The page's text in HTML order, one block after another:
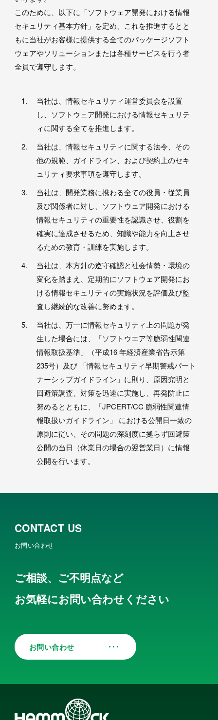
このために、以下に「ソフトウェア開発における情報
セキュリティ基本方針」を定め、これを推進するとと
もに当社がお客様に提供する全てのパッケージソフト
ウェアやソリューションまたは各種サービスを行う者
全員で遵守します。
当社は、情報セキュリティ運営委員会を設置
し、ソフトウェア開発における情報セキュリテ
ィに関する全てを推進します。
当社は、情報セキュリティに関する法令、その
他の規範、ガイドライン、および契約上のセキ
ュリティ要求事項を遵守します。
当社は、開発業務に携わる全ての役員・従業員
及び関係者に対し、ソフトウェア開発における
情報セキュリティの重要性を認識させ、役割を
確実に達成させるため、知識や能力を向上させ
るための教育・訓練を実施します。
当社は、本方針の遵守確認と社会情勢・環境の
変化を踏まえ、定期的にソフトウェア開発にお
ける情報セキュリティの実施状況を評価及び監
査し継続的な改善に努めます。
当社は、万一に情報セキュリティ上の問題が発
生した場合には、「ソフトウエア等脆弱性関連
情報取扱基準」（平成16 年経済産業省告示第
235号）及び 「情報セキュリティ早期警戒パート
ナーシップガイドライン」に則り、原因究明と
回避策調査、対策を迅速に実施し、再発防止に
努めるとともに、「JPCERT/CC 脆弱性関連情
報取扱いガイドライン」 における公開日一致の
原則に従い、その問題の深刻度に拠らず回避策
公開の当日（休業日の場合の翌営業日）に情報
公開を行います。
CONTACT US
お問い合わせ
ご相談、ご不明点など
お気軽にお問い合わせください
お問い合わせ